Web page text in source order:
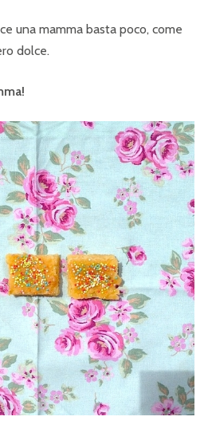
una mamma basta poco, come
dolce.